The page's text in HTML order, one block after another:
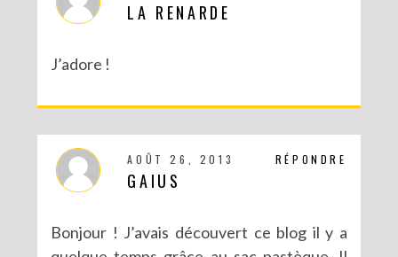
LA RENARDE
J’adore !
RÉPONDRE
AOÛT 26, 2013
GAIUS
Bonjour ! J’avais découvert ce blog il y a